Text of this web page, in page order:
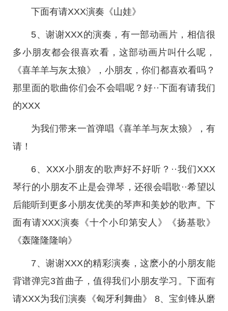
下面有请XXX演奏《山娃》
5、谢谢XXX的演奏，有一部动画片，相信很
多小朋友都会很喜欢看，这部动画片叫什么呢，
《喜羊羊与灰太狼》，小朋友，你们都喜欢看吗？
那里面的歌曲你们会不会唱呢？好··下面有请我们
的XXX
为我们带来一首弹唱《喜羊羊与灰太狼》，有
请！
6、XXX小朋友的歌声好不好听？··我们XXX
琴行的小朋友不止是会弹琴，还很会唱歌··希望以
后能听到更多小朋友优美的琴声和美妙的歌声。下
面有请XXX演奏《十个小印第安人》《扬基歌》
《轰隆隆隆响》
7、谢谢XXX的精彩演奏，这麽小的小朋友能
背谱弹完3首曲子，值得我们小朋友学习。下面有
请XXX为我们演奏《匈牙利舞曲》 8、宝剑锋从磨